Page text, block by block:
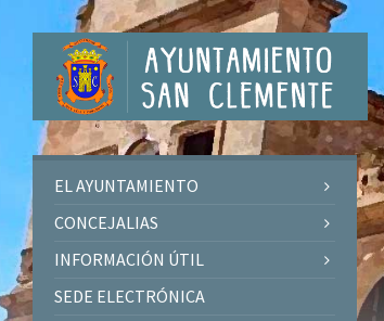
EL AYUNTAMIENTO
CONCEJALIAS
INFORMACIÓN ÚTIL
SEDE ELECTRÓNICA